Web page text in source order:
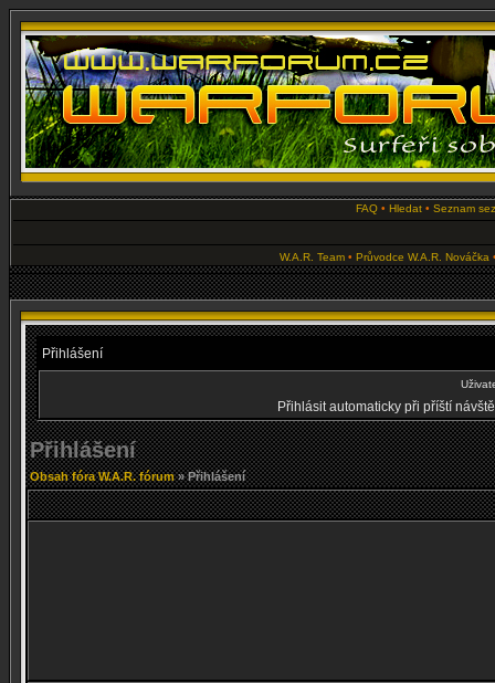
FAQ • Hledat • Seznam
W.A.R. Team• Průvodce W.A.R. Nováčka
Přihlášení
Přihlásit automaticky při příští
Přihlášení
Obsah fóra W.A.R. fórum» Přihlášení